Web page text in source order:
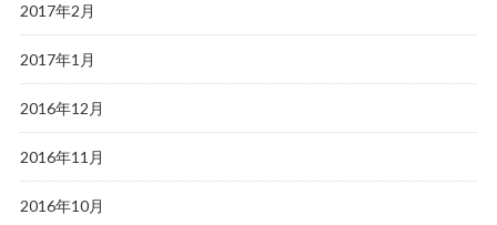
2017年2月
2017年1月
2016年12月
2016年11月
2016年10月